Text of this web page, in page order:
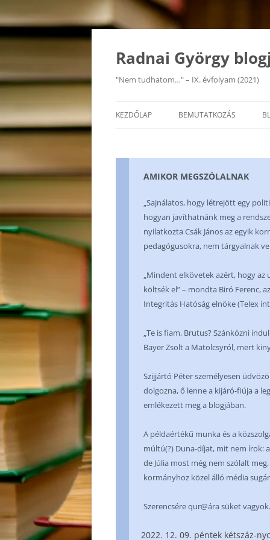
Kilépés
tartalomba
Radnai György
"Nem tudhatom…" – IX. évfolyam (2021)
KEZDŐLAP BEMUTATKOZÁS
AMIKOR MEGSZÓLALNAK
„Sajnálatos, hogy létrejött egy
hogyan javíthatnánk meg a
nyilatkozta Csák János az egyik
pedagógusokra, nem tárgyalnak
„Mindent elkövetek azért, hogy
költsék el” – mondta Biró Ferenc,
Integritás Hatóság elnöke (Telex
„Te is fiam, Brutus? Szánkózni
Bayer Zsolt a Matolcsyról, mert
Szijjártó Péter személyesen
dolgozna, ő lenne a kijáró-fiúja a
emlékezett meg a blogjában.
A példaértékű munka és a
múltú(?) Duna-díjat, mit nem írok:
de Júlia most még nem szólalt
kormányhoz közel álló média
Szerencsére qur@ára süket
12. 09. péntek kétszáz-